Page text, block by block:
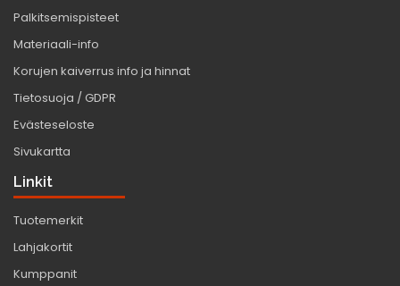
Palkitsemispisteet
Materiaali-info
Korujen kaiverrus info ja hinnat
Tietosuoja / GDPR
Evästeseloste
Sivukartta
Linkit
Tuotemerkit
Lahjakortit
Kumppanit